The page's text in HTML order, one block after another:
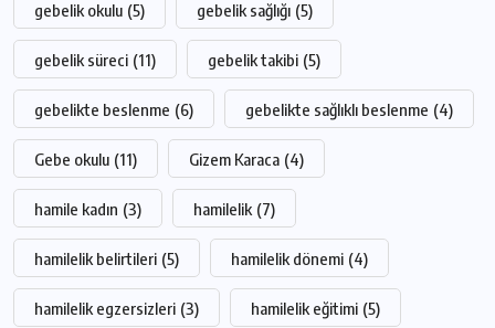
gebelik okulu (5) gebelik sağlığı (5)
gebelik süreci (11) gebelik takibi (5)
gebelikte beslenme (6) gebelikte sağlıklı beslenme (4)
Gebe okulu (11) Gizem Karaca (4)
hamile kadın (3) hamilelik (7)
hamilelik belirtileri (5) hamilelik dönemi (4)
hamilelik egzersizleri (3) hamilelik eğitimi (5)